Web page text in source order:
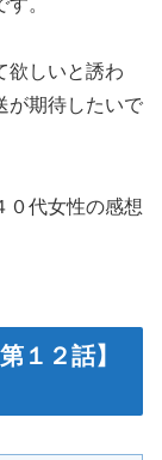
欲しいと誘わ
が期待したいで
０代女性の感想
１２話】